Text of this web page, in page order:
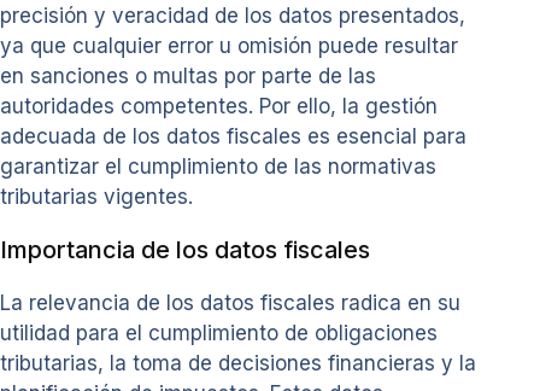
precisión y veracidad de los datos presentados,
ya que cualquier error u omisión puede resultar
en sanciones o multas por parte de las
autoridades competentes. Por ello, la gestión
adecuada de los datos fiscales es esencial para
garantizar el cumplimiento de las normativas
tributarias vigentes.
Importancia de los datos fiscales
La relevancia de los datos fiscales radica en su
utilidad para el cumplimiento de obligaciones
tributarias, la toma de decisiones financieras y la